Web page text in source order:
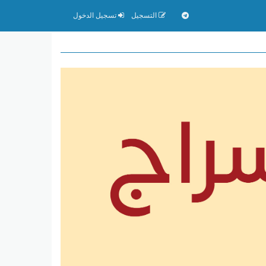
التسجيل تسجيل الدخول